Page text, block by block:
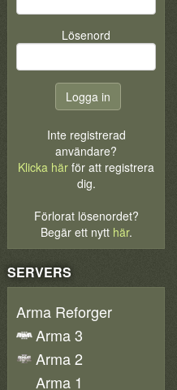
Lösenord
Inte registrerad
användare?
Klicka här för att registrera
dig.
Förlorat lösenordet?
Begär ett nytt här.
SERVERS
Arma Reforger
Arma 3
Arma 2
Arma 1